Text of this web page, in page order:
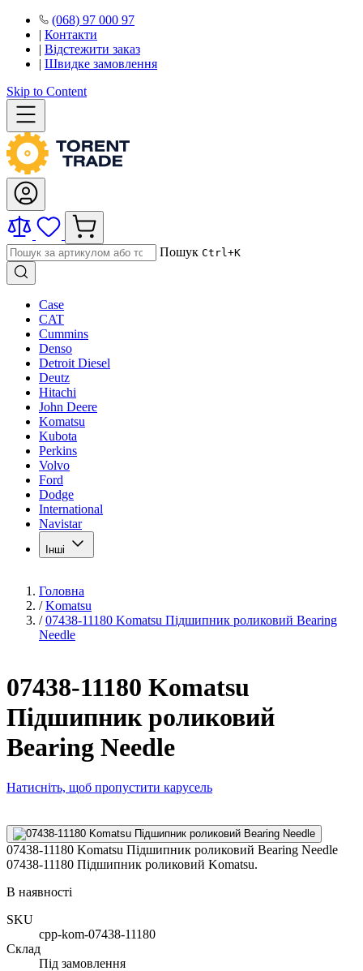
(068) 97 000 97
| Контакти
| Відстежити заказ
| Швидке замовлення
Skip to Content
Пошук Ctrl+K
Case
CAT
Cummins
Denso
Detroit Diesel
Deutz
Hitachi
John Deere
Komatsu
Kubota
Perkins
Volvo
Ford
Dodge
International
Navistar
Інші
Головна
/ Komatsu
/ 07438-11180 Komatsu Підшипник роликовий Bearing
Needle
07438-11180 Komatsu
Підшипник роликовий
Bearing Needle
Натисніть, щоб пропустити карусель
07438-11180 Komatsu Підшипник роликовий Bearing Needle
07438-11180 Підшипник роликовий Komatsu.
В наявності
SKU
cpp-kom-07438-11180
Склад
Під замовлення